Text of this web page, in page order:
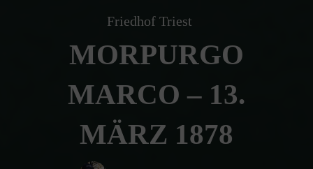
Friedhof Triest
MORPURGO
MARCO – 13.
MÄRZ 1878